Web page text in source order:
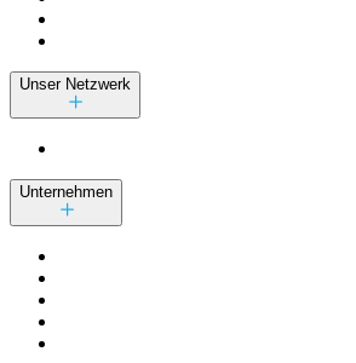
Unser Netzwerk
Unternehmen